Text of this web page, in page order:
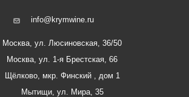
info@krymwine.ru
Москва, ул. Люсиновская, 36/50
Москва, ул. 1-я Брестская, 66
Щёлково, мкр. Финский , дом 1
Мытищи, ул. Мира, 35